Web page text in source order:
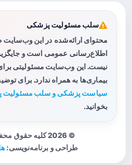
سلب مسئولیت پزشکی
محتوای ارائه‌شده در این
اطلاع‌رسانی عمومی است و
نیست. این وب‌سایت مسئولیتی
بیماری‌ها به همراه ندارد. برای
سیاست پزشکی و سلب مسئولیت
بخوانید.
© 2026 کلیه حقوق محفوظ است.
طراحی و برنامه‌نویسی: